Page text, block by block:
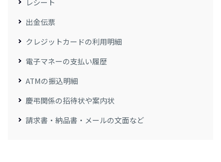
レシート
出金伝票
クレジットカードの利用明細
電子マネーの支払い履歴
ATMの振込明細
慶弔関係の招待状や案内状
請求書・納品書・メールの文面など